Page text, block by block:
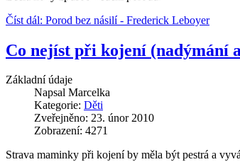
Číst dál: Porod bez násilí - Frederick Leboyer
Co nejíst při kojení (nadýmání
Základní údaje
Napsal Marcelka
Kategorie: Děti
Zveřejněno: 23. únor 2010
Zobrazení: 4271
Strava maminky při kojení by měla být pestrá a